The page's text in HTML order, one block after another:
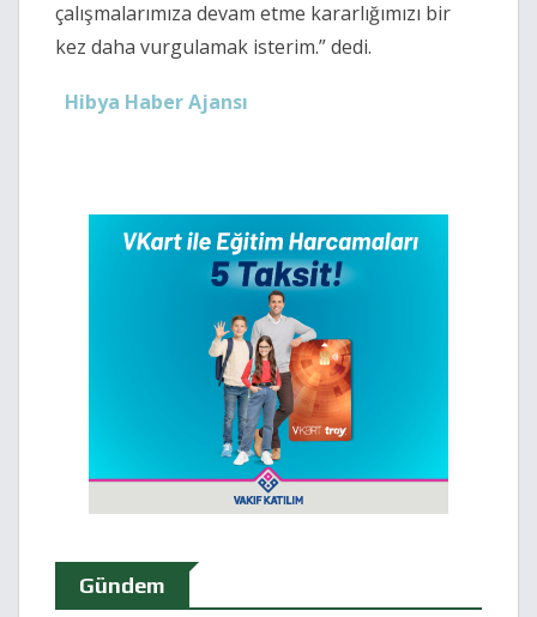
çalışmalarımıza devam etme kararlığımızı bir
kez daha vurgulamak isterim.” dedi.
Hibya Haber Ajansı
Gündem